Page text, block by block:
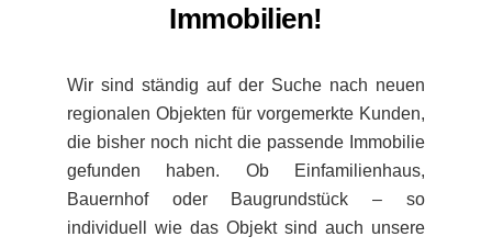
Immobilien!
Wir sind ständig auf der Suche nach neuen
regionalen Objekten für vorgemerkte Kunden,
die bisher noch nicht die passende Immobilie
gefunden haben. Ob Einfamilienhaus,
Bauernhof oder Baugrundstück – so
individuell wie das Objekt sind auch unsere